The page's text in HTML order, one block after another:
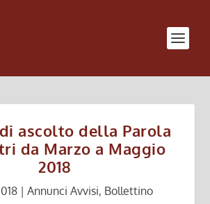
ascolto della Parola
da Marzo a Maggio
2018
| Annunci Avvisi, Bollettino